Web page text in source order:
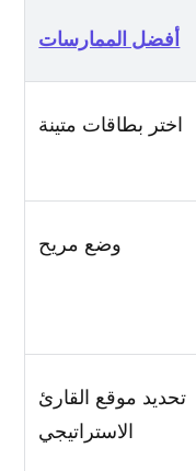
أفضل الممارسات
اختر بطاقات متينة
وضع مريح
تحديد موقع القارئ
الاستراتيجي